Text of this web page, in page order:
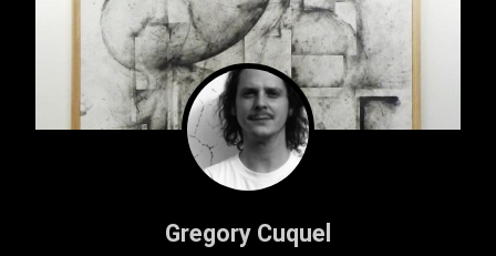
Gregory Cuquel